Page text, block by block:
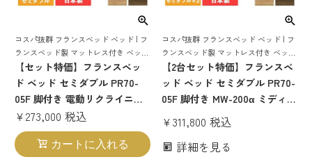
コスパ抜群 フランスベッド ベッド | フ
ランスベッド製 マットレス付き ベット
マットレス 付き マットレスセット 70
周年 脚付き スノコ すのこ すのこベッ
【セット特価】フランスベッ
ド ベッド セミダブル PR70-
05F 脚付き 電動リクライニン
グマットレス RP-1000W | 正規
品 フランスベッド製 目玉 マッ
トレス付き マットレス 70周年
¥273,000 税込
カートに入れる
コスパ抜群 フランスベッド ベッド | フ
ランスベッド製 マットレス付き ベット
マットレス 付き マットレスセット 70
周年 脚付き スノコ すのこ すのこベッ
【2台セット特価】フランスベ
ッド ベッド セミダブル PR70-
05F 脚付き MW-200α ミディア
ムソフト | 正規品 フランスベ
ッド製 セミダブルベッド マッ
トレス付き マットレスセット
¥311,800 税込
詳細を見る